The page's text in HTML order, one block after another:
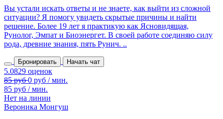
Вы устали искать ответы и не знаете, как выйти из сложной
ситуации? Я помогу увидеть скрытые причины и найти
решение. Более 19 лет я практикую как Ясновидящая,
Рунолог, Эмпат и Биоэнергет. В своей работе соединяю силу
рода, древние знания, пять Рунич. ..
Бронировать Начать чат
85 руб / мин.
Нет на линии
Вероника Монгуш